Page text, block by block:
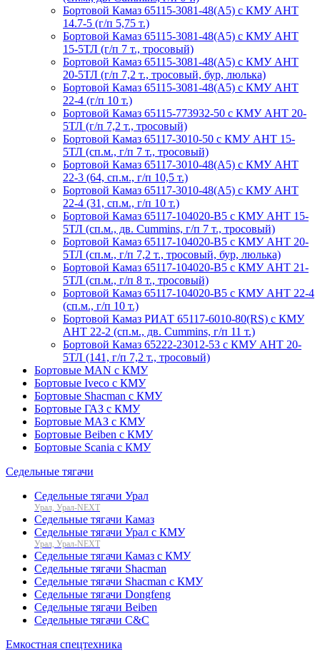
Бортовой Камаз 65115-3081-48(А5) с КМУ АНТ
14.7-5 (г/п 5,75 т.)
Бортовой Камаз 65115-3081-48(А5) с КМУ АНТ
15-5ТЛ (г/п 7 т., тросовый)
Бортовой Камаз 65115-3081-48(А5) с КМУ АНТ
20-5ТЛ (г/п 7,2 т., тросовый, бур, люлька)
Бортовой Камаз 65115-3081-48(А5) с КМУ АНТ
22-4 (г/п 10 т.)
Бортовой Камаз 65115-773932-50 с КМУ АНТ 20-
5ТЛ (г/п 7,2 т., тросовый)
Бортовой Камаз 65117-3010-50 с КМУ АНТ 15-
5ТЛ (сп.м., г/п 7 т., тросовый)
Бортовой Камаз 65117-3010-48(А5) с КМУ АНТ
22-3 (64, сп.м., г/п 10,5 т.)
Бортовой Камаз 65117-3010-48(A5) с КМУ АНТ
22-4 (31, сп.м., г/п 10 т.)
Бортовой Камаз 65117-104020-B5 с КМУ АНТ 15-
5ТЛ (сп.м., дв. Cummins, г/п 7 т., тросовый)
Бортовой Камаз 65117-104020-B5 с КМУ АНТ 20-
5ТЛ (сп.м., г/п 7,2 т., тросовый, бур, люлька)
Бортовой Камаз 65117-104020-B5 с КМУ АНТ 21-
5ТЛ (сп.м., г/п 8 т., тросовый)
Бортовой Камаз 65117-104020-B5 с КМУ АНТ 22-4
(сп.м., г/п 10 т.)
Бортовой Камаз РИАТ 65117-6010-80(RS) с КМУ
АНТ 22-2 (сп.м., дв. Cummins, г/п 11 т.)
Бортовой Камаз 65222-23012-53 с КМУ АНТ 20-
5ТЛ (141, г/п 7,2 т., тросовый)
Бортовые MAN с КМУ
Бортовые Iveco с КМУ
Бортовые Shacman с КМУ
Бортовые ГАЗ с КМУ
Бортовые МАЗ с КМУ
Бортовые Beiben с КМУ
Бортовые Scania с КМУ
Седельные тягачи
Седельные тягачи Урал
Урал, Урал-NEXT
Седельные тягачи Камаз
Седельные тягачи Урал с КМУ
Урал, Урал-NEXT
Седельные тягачи Камаз с КМУ
Седельные тягачи Shacman
Седельные тягачи Shacman с КМУ
Седельные тягачи Dongfeng
Седельные тягачи Beiben
Седельные тягачи C&C
Емкостная спецтехника